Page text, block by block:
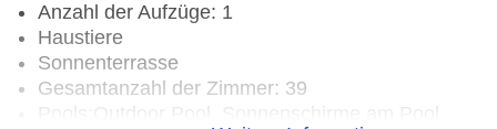
Anzahl der Aufzüge: 1
Haustiere
Sonnenterrasse
Gesamtanzahl der Zimmer: 39